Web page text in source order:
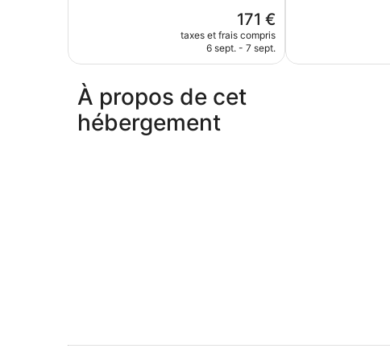
Le
nouveau
prix
171 €
171 €
taxes et frais compris
6 sept. - 7 sept.
À propos de cet
hébergement